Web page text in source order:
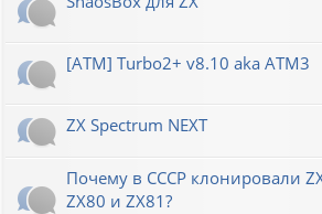
[ATM] Turbo2+ v8.10 aka ATM3
ZX Spectrum NEXT
Почему в СССР клонировали
ZX80 и ZX81?